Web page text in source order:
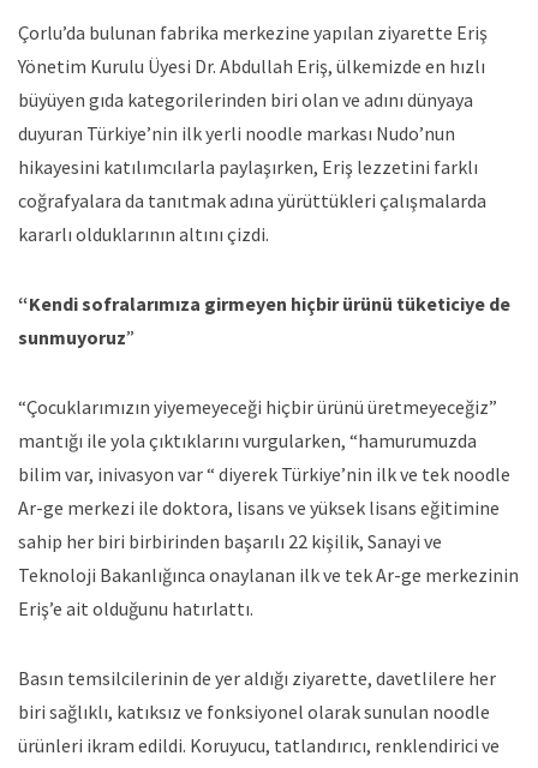
Çorlu’da bulunan fabrika merkezine yapılan ziyarette Eriş
Yönetim Kurulu Üyesi Dr. Abdullah Eriş, ülkemizde en hızlı
büyüyen gıda kategorilerinden biri olan ve adını dünyaya
duyuran Türkiye’nin ilk yerli noodle markası Nudo’nun
hikayesini katılımcılarla paylaşırken, Eriş lezzetini farklı
coğrafyalara da tanıtmak adına yürüttükleri çalışmalarda
kararlı olduklarının altını çizdi.
“Kendi sofralarımıza girmeyen hiçbir ürünü tüketiciye de
sunmuyoruz”
“Çocuklarımızın yiyemeyeceği hiçbir ürünü üretmeyeceğiz”
mantığı ile yola çıktıklarını vurgularken, “hamurumuzda
bilim var, inivasyon var “ diyerek Türkiye’nin ilk ve tek noodle
Ar-ge merkezi ile doktora, lisans ve yüksek lisans eğitimine
sahip her biri birbirinden başarılı 22 kişilik, Sanayi ve
Teknoloji Bakanlığınca onaylanan ilk ve tek Ar-ge merkezinin
Eriş’e ait olduğunu hatırlattı.
Basın temsilcilerinin de yer aldığı ziyarette, davetlilere her
biri sağlıklı, katıksız ve fonksiyonel olarak sunulan noodle
ürünleri ikram edildi. Koruyucu, tatlandırıcı, renklendirici ve